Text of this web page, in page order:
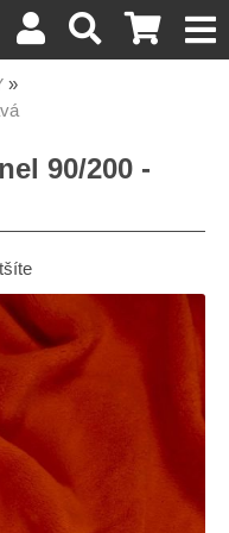
90/200 -